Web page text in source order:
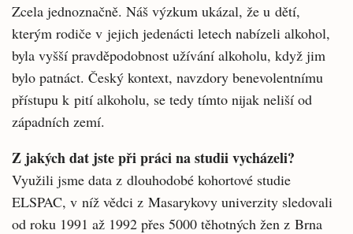
Zcela jednoznačně. Náš výzkum ukázal, že u dětí,
kterým rodiče v jejich jedenácti letech nabízeli alkohol,
byla vyšší pravděpodobnost užívání alkoholu, když jim
bylo patnáct. Český kontext, navzdory benevolentnímu
přístupu k pití alkoholu, se tedy tímto nijak neliší od
západních zemí.
Z jakých dat jste při práci na studii vycházeli?
Využili jsme data z dlouhodobé kohortové studie
ELSPAC, v níž vědci z Masarykovy univerzity sledovali
od roku 1991 až 1992 přes 5000 těhotných žen z Brna